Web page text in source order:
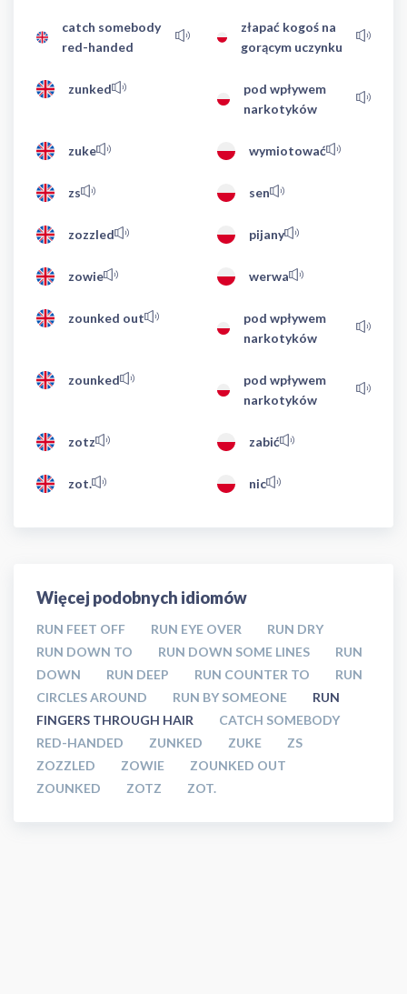
catch somebody
red-handed
złapać kogoś na
gorącym uczynku
zunked
pod wpływem
narkotyków
zuke wymiotować
zs sen
zozzled pijany
zowie werwa
zounked out
pod wpływem
narkotyków
zounked
pod wpływem
narkotyków
zotz zabić
zot. nic
Więcej podobnych idiomów
RUN FEET OFF RUN EYE OVER
RUN DRY
RUN DOWN TO
RUN DOWN SOME LINES
RUN
DOWN
RUN DEEP RUN COUNTER TO
RUN
CIRCLES AROUND
RUN BY SOMEONE
RUN
FINGERS THROUGH HAIR
CATCH SOMEBODY
RED-HANDED
ZUNKED ZUKE
ZS
ZOZZLED
ZOWIE
ZOUNKED OUT
ZOUNKED
ZOTZ ZOT.